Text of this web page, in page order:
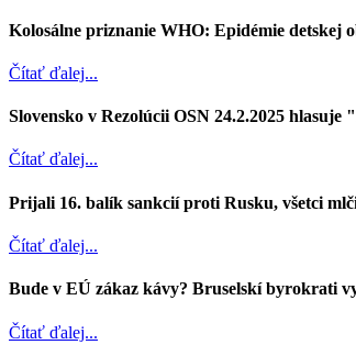
Kolosálne priznanie WHO: Epidémie detskej
Čítať ďalej...
Slovensko v Rezolúcii OSN 24.2.2025
Čítať ďalej...
Prijali 16. balík sankcií proti Rusku, všetci
Čítať ďalej...
Bude v EÚ zákaz kávy? Bruselskí byrokrati
Čítať ďalej...